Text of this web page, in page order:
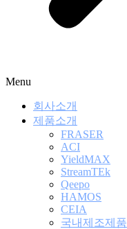
Menu
회사소개
제품소개
FRASER
ACI
YieldMAX
StreamTEk
Qeepo
HAMOS
CEIA
국내제조제품